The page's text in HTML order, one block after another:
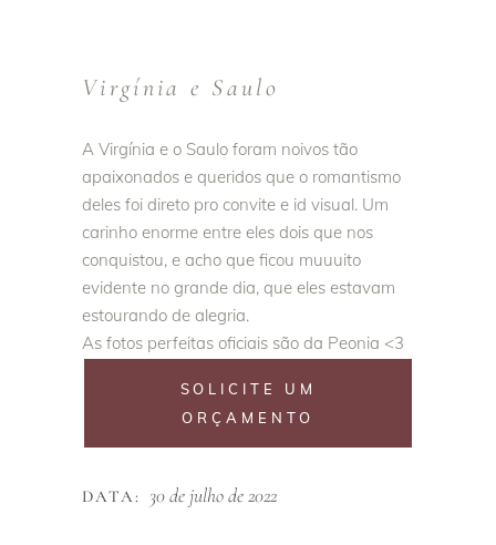
Virgínia e Saulo
A Virgínia e o Saulo foram noivos tão
apaixonados e queridos que o romantismo
deles foi direto pro convite e id visual. Um
carinho enorme entre eles dois que nos
conquistou, e acho que ficou muuuito
evidente no grande dia, que eles estavam
estourando de alegria.
As fotos perfeitas oficiais são da Peonia <3
SOLICITE UM
ORÇAMENTO
DATA: 30 de julho de 2022